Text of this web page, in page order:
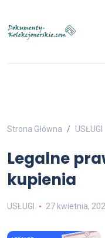
Strona Główna USŁUGI
Legalne
kupienia
USŁUGI 27 kwietnia,